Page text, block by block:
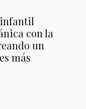
con la
un
más